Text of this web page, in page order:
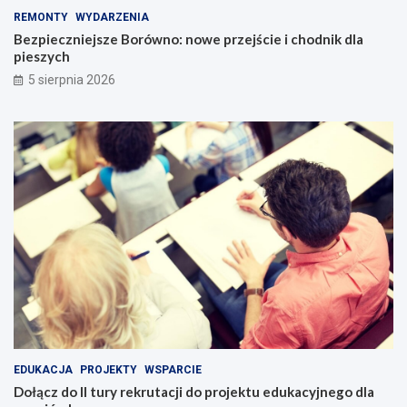
REMONTY WYDARZENIA
Bezpieczniejsze Borówno: nowe przejście i chodnik dla
pieszych
5 sierpnia 2026
EDUKACJA PROJEKTY WSPARCIE
Dołącz do II tury rekrutacji do projektu edukacyjnego dla